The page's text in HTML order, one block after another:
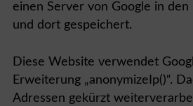
einen Server von Google in den
und dort gespeichert.
Diese Website verwendet
Erweiterung „anonymizeIp()“.
Adressen gekürzt